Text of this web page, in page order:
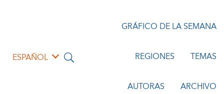
ESPAÑOL
GRÁFICO DE LA SEMANA
REGIONES TEMAS
AUTORAS ARCHIVO